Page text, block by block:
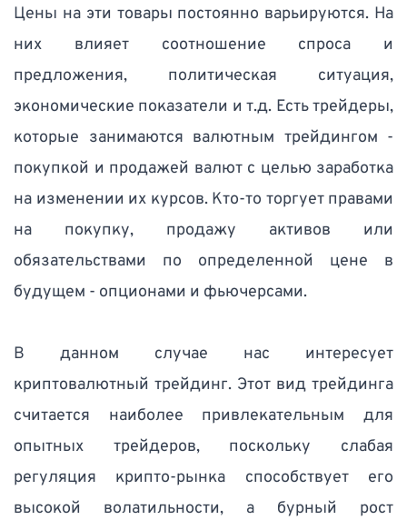
Цены на эти товары постоянно варьируются. На
них влияет соотношение спроса и
предложения, политическая ситуация,
экономические показатели и т.д. Есть трейдеры,
которые занимаются валютным трейдингом -
покупкой и продажей валют с целью заработка
на изменении их курсов. Кто-то торгует правами
на покупку, продажу активов или
обязательствами по определенной цене в
будущем - опционами и фьючерсами.
В данном случае нас интересует
криптовалютный трейдинг. Этот вид трейдинга
считается наиболее привлекательным для
опытных трейдеров, поскольку слабая
регуляция крипто-рынка способствует его
высокой волатильности, а бурный рост